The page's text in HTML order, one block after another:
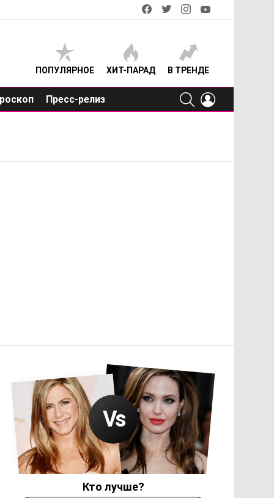
facebooktwitterinstagram
ПОПУЛЯРНОЕ ХИТ-ПАРАД В ТРЕНДЕ
Пресс-релиз
SEARCH
Кто лучше?